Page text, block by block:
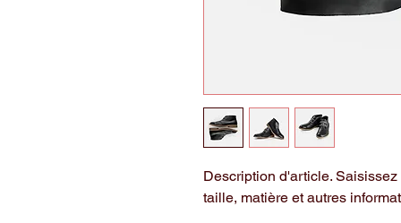
Description d'article.
taille, matière et autres